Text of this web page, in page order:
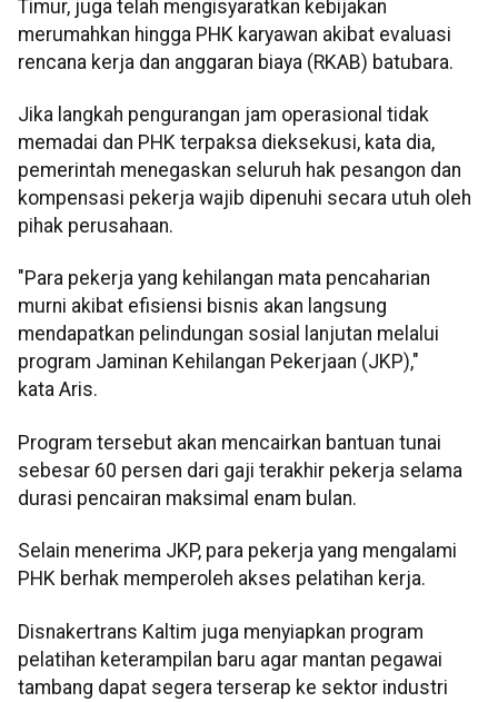
Timur, juga telah mengisyaratkan kebijakan
merumahkan hingga PHK karyawan akibat evaluasi
rencana kerja dan anggaran biaya (RKAB) batubara.
Jika langkah pengurangan jam operasional tidak
memadai dan PHK terpaksa dieksekusi, kata dia,
pemerintah menegaskan seluruh hak pesangon dan
kompensasi pekerja wajib dipenuhi secara utuh oleh
pihak perusahaan.
"Para pekerja yang kehilangan mata pencaharian
murni akibat efisiensi bisnis akan langsung
mendapatkan pelindungan sosial lanjutan melalui
program Jaminan Kehilangan Pekerjaan (JKP),"
kata Aris.
Program tersebut akan mencairkan bantuan tunai
sebesar 60 persen dari gaji terakhir pekerja selama
durasi pencairan maksimal enam bulan.
Selain menerima JKP, para pekerja yang mengalami
PHK berhak memperoleh akses pelatihan kerja.
Disnakertrans Kaltim juga menyiapkan program
pelatihan keterampilan baru agar mantan pegawai
tambang dapat segera terserap ke sektor industri